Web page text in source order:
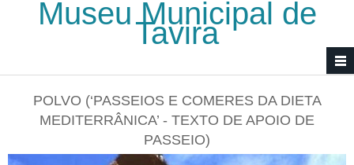
Passar para o conteúdo principal
Museu Municipal de
Tavira
POLVO (‘PASSEIOS E COMERES DA DIETA
MEDITERRÂNICA’ - TEXTO DE APOIO DE
PASSEIO)